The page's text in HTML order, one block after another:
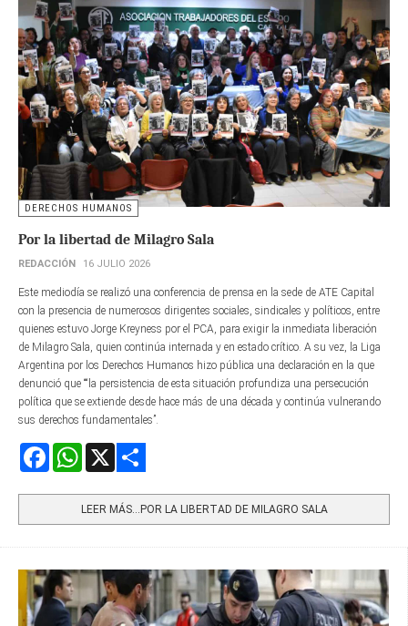
DERECHOS HUMANOS
Por la libertad de Milagro Sala
REDACCIÓN 16 JULIO 2026
Este mediodía se realizó una conferencia de prensa en la sede de ATE Capital
con la presencia de numerosos dirigentes sociales, sindicales y políticos, entre
quienes estuvo Jorge Kreyness por el PCA, para exigir la inmediata liberación
de Milagro Sala, quien continúa internada y en estado crítico. A su vez, la Liga
Argentina por los Derechos Humanos hizo pública una declaración en la que
denunció que ““la persistencia de esta situación profundiza una persecución
política que se extiende desde hace más de una década y continúa vulnerando
sus derechos fundamentales”.
FacebookWhatsApp
LEER MÁS…POR LA LIBERTAD DE MILAGRO SALA